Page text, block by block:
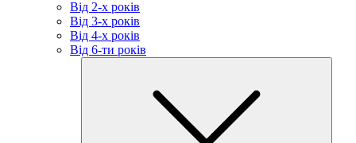
Від 2-х років
Від 3-х років
Від 4-х років
Від 6-ти років